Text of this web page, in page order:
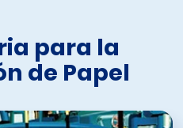
para la
de Papel